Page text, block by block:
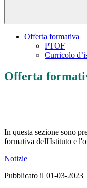
Offerta formativa
PTOF
Curricolo
Offerta
In questa sezione sono
formativa dell'Istituto e
Notizie
Pubblicato il 01-03-2023